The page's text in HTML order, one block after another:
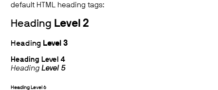
default HTML heading tags:
Heading Level 2
Heading Level 3
Heading Level 4
HeadingLevel 5
Heading Level 6